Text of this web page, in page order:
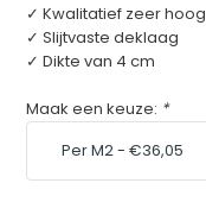
✓ Kwalitatief zeer hoog
✓ Slijtvaste deklaag
✓ Dikte van 4 cm
Maak een keuze: *